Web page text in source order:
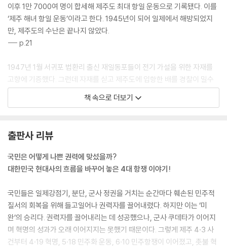
전두환은 누구일까
- 새로운 군사 정권의 등장
국민에게 〈헌법〉은 어떤 의미였을까
박종철은 어떻게 사망한 것일까
- 대공분실이 숨기는 비밀을 찾아서
진실은 어떻게 조작되었을까
국민은 어떻게 독재와 맞섰을까
- 6·10 민주항쟁
명동성당에서는 어떤 일이 일어났을까
- 명동성당 싸움과 6·29 선언
6·10 이후 ― 국민이 만든 직선제
더 알아야 할 민주항쟁
후기
이후 1만 7000여 명이 합세해 제주도 최대 항일 운동으로 기록됐다. 이를
‘제주 해녀 항일 운동’이라고 한다. 1945년이 되어 일제에서 해방되었지
만, 제주도의 수난은 끝나지 않았다.
--- p.21
1947년 1월 서귀포 법환리 출신 재일동포들이 전기 가설을 위한 자재를
고향에 기증했다. 그런데 자재를 싣고 제주도에 입항한 배를 경찰이 밀수
선으로 적발해 자재를 압수했다. 이 사건에 제주 경찰 총책임자인 제주경
찰감찰청장이 연루돼 파면됐고 미군정 장교 등도 의심을 받았다. 제주도
--- p. 32
3·1 사건과 총파업을 겪은 후 제주도에는 많은 변화가 일어났다. 전북 출신
감찰청장으로 부임했다. 도청과 감찰청 간부도 제주도 출신을 배제하고 육
지 출신으로 바뀌었다. 특히 유해진은 부임 당시 ‘서북청년단’ 7명을 경호
원으로 데려왔다. 서북청년단은 서북지방, 즉 평안도나 황해도에서 월남한
사람들이 만든 극우 반공 단체다. 이들이 나중에 제주도를 혼란의 도가니
로 빠트리는 역할을 한다.
책 속으로 더보기
출판사 리뷰
국민은 어떻게 나쁜 권력에 맞섰을까?
대한민국 현대사의 흐름을 바꾸어 놓은 4대 항쟁 이야기!
국민들은 일제강점기, 분단, 군사 정권을 거치는 순간마다 훼손된 민주적
질서의 회복을 위해 들고일어나 권력자를 끌어내렸다. 하지만 이는 ‘미
완’의 승리다. 권력자를 끌어내리는 데 성공했으나, 군사 쿠데타가 이어지
며 혁명의 성과가 오래 이어지지는 못했기 때문이다. 그렇게 제주 4·3 사
건부터 4·19 혁명, 5·18 민주화 운동, 6·10 민주항쟁이 이어졌고, 촛불 혁